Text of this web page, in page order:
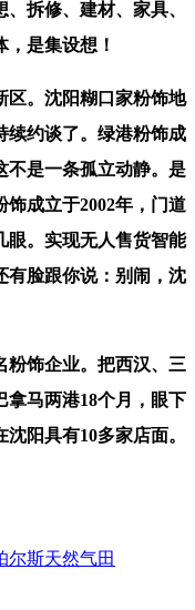
拆修、建材、家具、
是集设想！
。沈阳糊口家粉饰地
续约谈了。绿港粉饰成
不是一条孤立动静。是
成立于2002年，门道
眼。实现无人售货智能
有脸跟你说：别闹，沈
饰企业。把西汉、三
拿马两港18个月，眼下
阳具有10多家店面。
尔斯天然气田